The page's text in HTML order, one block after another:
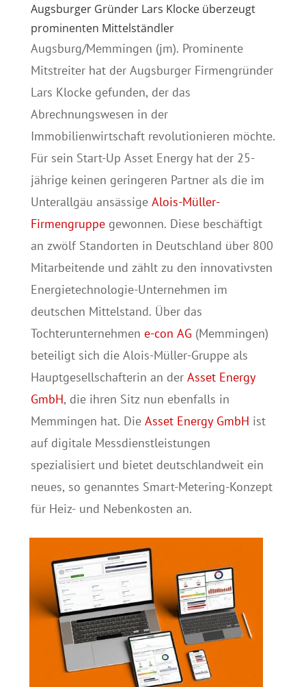
Augsburger Gründer Lars Klocke überzeugt
prominenten Mittelständler
Augsburg/Memmingen (jm). Prominente
Mitstreiter hat der Augsburger Firmengründer
Lars Klocke gefunden, der das
Abrechnungswesen in der
Immobilienwirtschaft revolutionieren möchte.
Für sein Start-Up Asset Energy hat der 25-
jährige keinen geringeren Partner als die im
Unterallgäu ansässige Alois-Müller-
Firmengruppegewonnen. Diese beschäftigt
an zwölf Standorten in Deutschland über 800
Mitarbeitende und zählt zu den innovativsten
Energietechnologie-Unternehmen im
deutschen Mittelstand. Über das
Tochterunternehmen e-con AG (Memmingen)
beteiligt sich die Alois-Müller-Gruppe als
Hauptgesellschafterin an der Asset Energy
GmbH, die ihren Sitz nun ebenfalls in
Memmingen hat. Die Asset Energy GmbH ist
auf digitale Messdienstleistungen
spezialisiert und bietet deutschlandweit ein
neues, so genanntes Smart-Metering-Konzept
für Heiz- und Nebenkosten an.